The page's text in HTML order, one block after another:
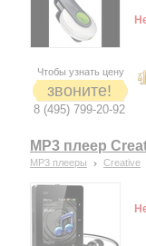
Чтобы узнать цену
звоните!
8 (495) 799-20-92
MP3 плеер
MP3 плееры Creative